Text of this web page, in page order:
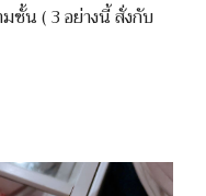
ชั้น ( 3 อย่างนี้ สั่งกับ